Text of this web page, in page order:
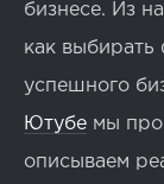
бизнесе. Из
как
успешного
Ютубе мы
описываем